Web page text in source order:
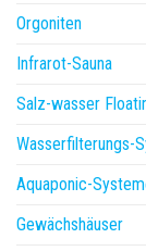
Orgoniten
Infrarot-Sauna
Salz-wasser
Wasserfilterungs-
Aquaponic-
Gewächshäuser